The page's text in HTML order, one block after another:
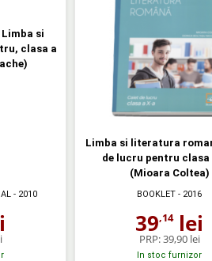
si
clasa a
- 2010
Limba si literatura
de lucru pentru clasa
(Mioara Coltea)
BOOKLET - 2016
39,14lei
PRP:39,90 lei
In stoc furnizor